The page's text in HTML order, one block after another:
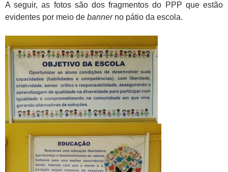
A seguir, as fotos são dos fragmentos do PPP que estão
evidentes por meio de bannerno pátio da escola.